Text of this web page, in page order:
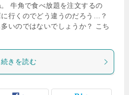
牛角で食べ放題を注文するの
行くのでどう違うのだろう…？
いのではないでしょうか？ こち
続きを読む